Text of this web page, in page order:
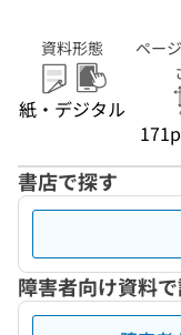
資料形態
紙・デジタル
ペー
書店で探す
障害者向け資料